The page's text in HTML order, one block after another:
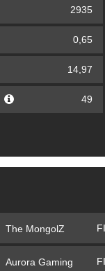
2935
0,65
14,97
49
The MongolZ
Aurora Gaming